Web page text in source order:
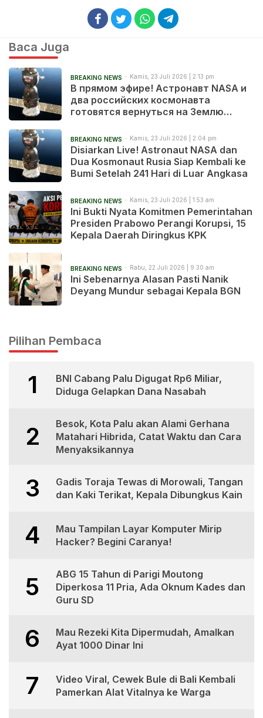
Baca Juga
BREAKING NEWS Kamis, 23 Juli 2026 | 2:13 pm
В прямом эфире! Астронавт NASA и
два российских космонавта
готовятся вернуться на Землю
BREAKING NEWS Kamis, 23 Juli 2026 | 2:04 pm
Disiarkan Live! Astronaut NASA dan
Dua Kosmonaut Rusia Siap Kembali ke
Bumi Setelah 241 Hari di Luar Angkasa
BREAKING NEWS Kamis, 23 Juli 2026 | 1:53 am
Ini Bukti Nyata Komitmen Pemerintahan
Presiden Prabowo Perangi Korupsi, 15
Kepala Daerah Diringkus KPK
BREAKING NEWS Rabu, 22 Juli 2026 | 9:30 am
Ini Sebenarnya Alasan Pasti Nanik
Deyang Mundur sebagai Kepala BGN
Pilihan Pembaca
1
BNI Cabang Palu Digugat Rp6 Miliar,
Diduga Gelapkan Dana Nasabah
2
Besok, Kota Palu akan Alami Gerhana
Matahari Hibrida, Catat Waktu dan Cara
Menyaksikannya
3
Gadis Toraja Tewas di Morowali, Tangan
dan Kaki Terikat, Kepala Dibungkus Kain
4
Mau Tampilan Layar Komputer Mirip
Hacker? Begini Caranya!
5
ABG 15 Tahun di Parigi Moutong
Diperkosa 11 Pria, Ada Oknum Kades dan
Guru SD
6
Mau Rezeki Kita Dipermudah, Amalkan
Ayat 1000 Dinar Ini
7
Video Viral, Cewek Bule di Bali Kembali
Pamerkan Alat Vitalnya ke Warga